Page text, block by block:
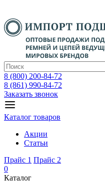
8 (800) 200-84-72
8 (861) 990-84-72
Заказать звонок
Каталог товаров
Акции
Статьи
Прайс 1 Прайс 2
0
Каталог